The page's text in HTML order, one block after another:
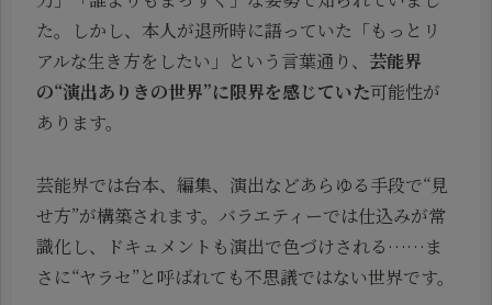
た。しかし、本人が退所時に語っていた「もっとリ
アルな生き方をしたい」という言葉通り、 芸能界
の“演出ありきの世界”に限界を感じていた可能性が
あります。
芸能界では台本、編集、演出などあらゆる手段で“見
せ方”が構築されます。バラエティーでは仕込みが常
識化し、ドキュメントも演出で色づけされる……ま
さに“ヤラセ”と呼ばれても不思議ではない世界です。